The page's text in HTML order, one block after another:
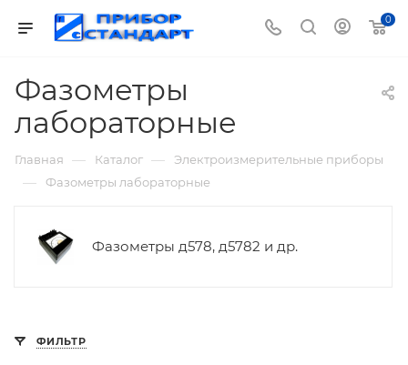
0
Фазометры
лабораторные
Главная — Каталог — Электроизмерительные приборы
— Фазометры лабораторные
Фазометры д578, д5782 и др.
ФИЛЬТР